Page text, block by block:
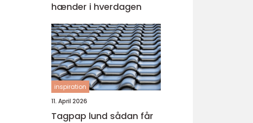
hænder i hverdagen
inspiration
11. April 2026
Tagpap lund sådan får